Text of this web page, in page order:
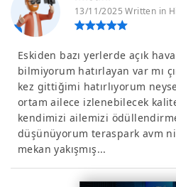
13/11/2025 Written in
Eskiden bazı yerlerde açık
bilmiyorum hatırlayan var mı
kez gittiğimi hatırlıyorum
ortam ailece izlenebilecek
kendimizi ailemizi
düşünüyorum teraspark avm
mekan yakışmış...